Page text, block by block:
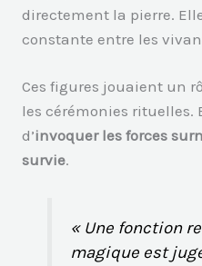
directement la pierre.
constante entre les
Ces figures jouaient un
les cérémonies rituelles.
d’invoquer les forces
survie.
« Une fonction
magique est